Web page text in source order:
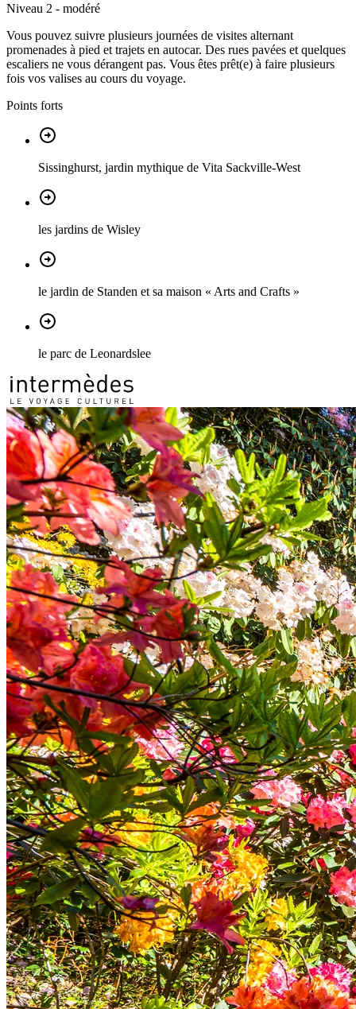
Niveau 2 - modéré
Vous pouvez suivre plusieurs journées de visites alternant
promenades à pied et trajets en autocar. Des rues pavées et quelques
escaliers ne vous dérangent pas. Vous êtes prêt(e) à faire plusieurs
fois vos valises au cours du voyage.
Points forts
Sissinghurst, jardin mythique de Vita Sackville-West
les jardins de Wisley
le jardin de Standen et sa maison « Arts and Crafts »
le parc de Leonardslee